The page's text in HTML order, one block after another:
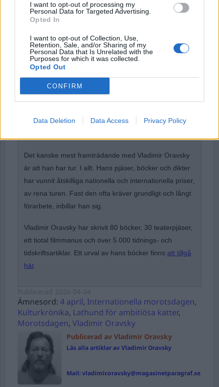
I want to opt-out of processing my
Personal Data for Targeted Advertising.
Opted In
I want to opt-out of Collection, Use,
Retention, Sale, and/or Sharing of my
Personal Data that Is Unrelated with the
Purposes for which it was collected.
Opted Out
CONFIRM
Data Deletion Data Access Privacy Policy
Forgot Password
Stöd Para§rafs bevakning av rättssäkerheten
Vladimir Oravskypresenterar sig så här. Är en 79-årig
dramatiker, regissör och filmjurymedlem.
du som upptar min värld med din frånvaro?”, hittar du
Det kanske mest framträdande med Vladimir Oravsky
är att han har tur. I allt. Hans pjäser, böcker och dikter
har vunnit åtskilliga nationella och internationella priser,
av rena turen. Fast den ofta kräver grundligt och långt
förarbete, inbillar han sig.
Vladimir Oravsky har skrivit 80 böcker, 30 teaterpjäser,
ett tiotal filmmanus och över 5 000 tidnings- och
tidskriftsartiklar. Ett urval av hans böcker finns att tillgå
här.
Ämnesord: 4 april, Internationella morotsdagen,
Kulturkrönika, Lathund för ambitiösa katter,
Morotsdagen, Vladimir Oravsky
Publicerad av Vladimir Oravsky
Läs alla artiklar av Vladimir Oravsky
Mail:vladimir.oravsky@magasinetparagraf.se